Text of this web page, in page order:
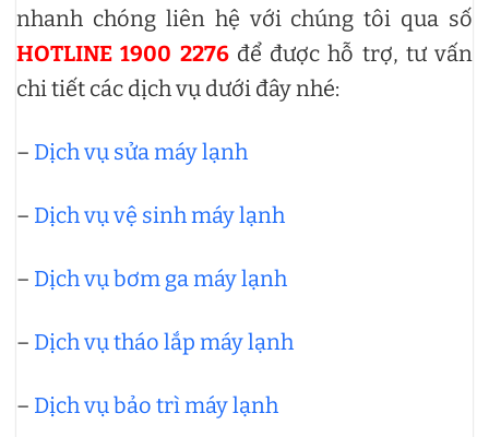
nhanh chóng liên hệ với chúng tôi qua số
HOTLINE 1900 2276để được hỗ trợ, tư vấn
chi tiết các dịch vụ dưới đây nhé:
– Dịch vụ sửa máy lạnh
– Dịch vụ vệ sinh máy lạnh
– Dịch vụ bơm ga máy lạnh
– Dịch vụ tháo lắp máy lạnh
– Dịch vụ bảo trì máy lạnh